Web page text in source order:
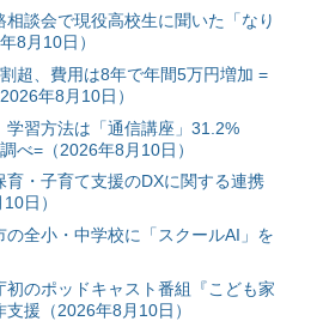
談会で現役高校生に聞いた「なり
8月10日）
超、費用は8年で年間5万円増加 =
年8月10日）
学習方法は「通信講座」31.2%
べ=（2026年8月10日）
・子育て支援のDXに関する連携
日）
全小・中学校に「スクールAI」を
初のポッドキャスト番組『こども家
援（2026年8月10日）